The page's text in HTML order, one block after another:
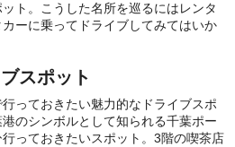
ト。こうした名所を巡るにはレンタ
ーに乗ってドライブしてみてはいか
スポット
っておきたい魅力的なドライブスポ
のシンボルとして知られる千葉ポー
っておきたいスポット。3階の喫茶店